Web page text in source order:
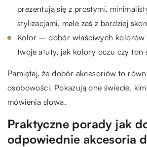
prezentują się z prostymi,
stylizacjami, małe zaś z bardziej
Kolor – dobór właściwych kolorów
twoje atuty, jak kolory oczu czy ton
Pamiętaj, że dobór akcesoriów to
osobowości. Pokazują one świecie,
mówienia słowa.
Praktyczne porady jak
odpowiednie akcesoria